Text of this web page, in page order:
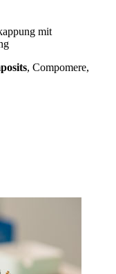
mit
, Compomere,